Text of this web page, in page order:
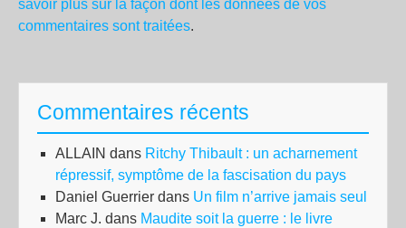
savoir plus sur la façon dont les données de vos
commentaires sont traitées.
Commentaires récents
ALLAIN dans Ritchy Thibault : un acharnement
répressif, symptôme de la fascisation du pays
Daniel Guerrier dans Un film n’arrive jamais seul
Marc J. dans Maudite soit la guerre : le livre